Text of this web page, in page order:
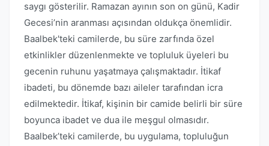
saygı gösterilir. Ramazan ayının son on günü, Kadir
Gecesi’nin aranması açısından oldukça önemlidir.
Baalbek'teki camilerde, bu süre zarfında özel
etkinlikler düzenlenmekte ve topluluk üyeleri bu
gecenin ruhunu yaşatmaya çalışmaktadır. İtikaf
ibadeti, bu dönemde bazı aileler tarafından icra
edilmektedir. İtikaf, kişinin bir camide belirli bir süre
boyunca ibadet ve dua ile meşgul olmasıdır.
Baalbek’teki camilerde, bu uygulama, topluluğun